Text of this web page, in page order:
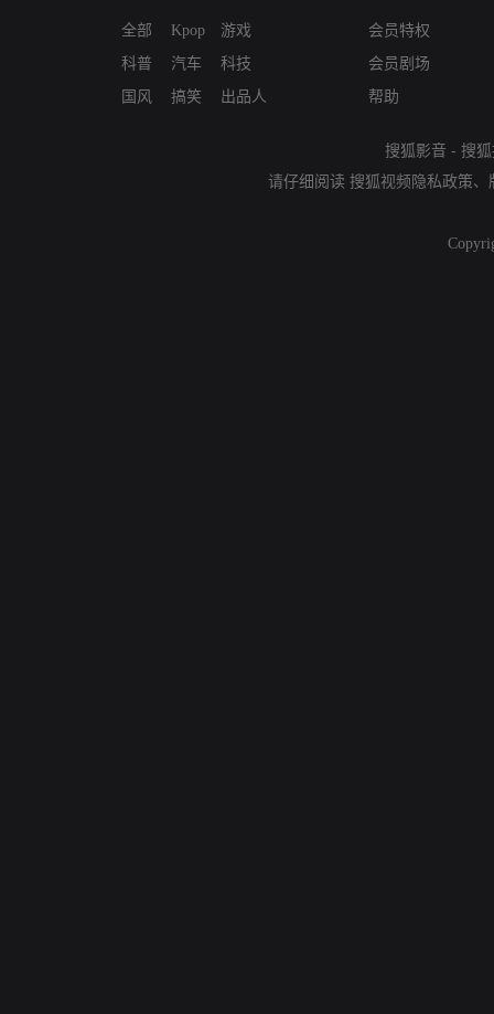
全部
科普
国风
Kpop
汽车
搞笑
游戏
科技
出品人
会员特权
会员剧场
帮助
搜狐影音 - 搜
请仔细阅读 搜狐视频隐私政策、